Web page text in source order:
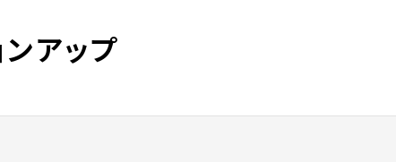
アップ